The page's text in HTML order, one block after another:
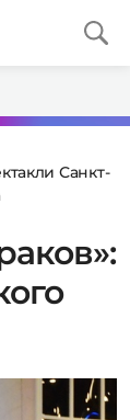
Санкт-